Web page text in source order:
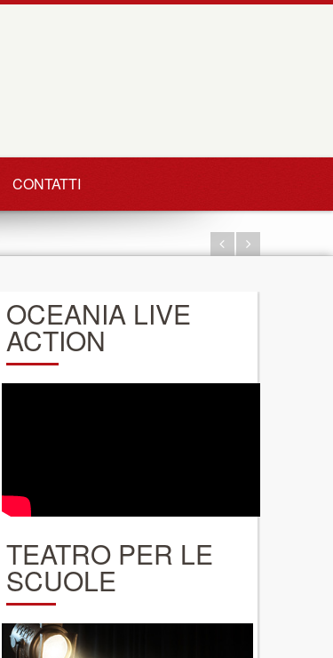
CONTATTI
OCEANIA LIVE
ACTION
TEATRO PER LE
SCUOLE